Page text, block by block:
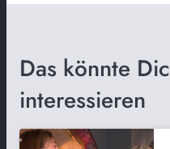
Das könnte
interessieren